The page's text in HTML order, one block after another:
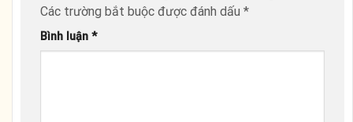
Các trường bắt buộc được đánh dấu *
Bình luận *